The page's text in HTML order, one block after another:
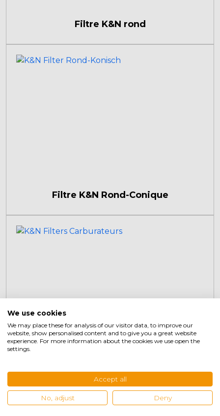
Filtre K&N rond
Filtre K&N Rond-Conique
We use cookies
We may place these for analysis of our visitor data, to improve our
website, show personalised content and to give you a great website
experience. For more information about the cookies we use open the
settings.
Accept all
No, adjust Deny